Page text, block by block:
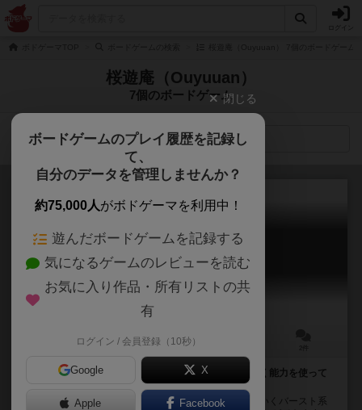
桜遊庵（Ouyuuan）
7個のボードゲーム
検索メニュー
ひとひら
Hitohira
20～30分
桜を引いて得点を稼げ！でも、引きすぎに注意。うまく能力を使って
「ひとひら」は巾着から桜の形を模したコマを引いていくバースト系
閉じる
ボードゲームのプレイ履歴を記録し
て、
自分のデータを管理しませんか？
約75,000人がボドゲーマを利用中！
遊んだボードゲームを記録する
気になるゲームのレビューを読む
お気に入り作品・所有リストの共
有
ログイン / 会員登録（10秒）
Google X
Apple Facebook